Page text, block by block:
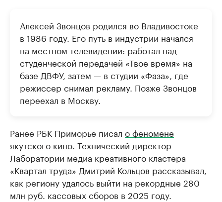
Алексей Звонцов родился во Владивостоке
в 1986 году. Его путь в индустрии начался
на местном телевидении: работал над
студенческой передачей «Твое время» на
базе ДВФУ, затем — в студии «Фаза», где
режиссер снимал рекламу. Позже Звонцов
переехал в Москву.
Ранее РБК Приморье писал о феномене
якутского кино. Технический директор
Лаборатории медиа креативного кластера
«Квартал труда» Дмитрий Кольцов рассказывал,
как региону удалось выйти на рекордные 280
млн руб. кассовых сборов в 2025 году.